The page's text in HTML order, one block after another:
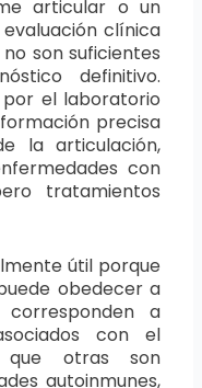
articular o un
clínica
son suficientes
definitivo.
por el laboratorio
precisa
la articulación,
con
tratamientos
útil porque
obedecer a
corresponden a
con el
que otras son
autoinmunes,